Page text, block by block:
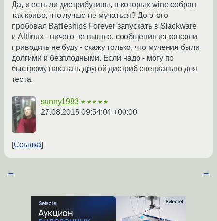
Да, и есть ли дистрибутивы, в которых wine собран
так криво, что лучше не мучаться? До этого
пробовал Battleships Forever запускать в Slackware
и Altlinux - ничего не вышло, сообщения из консоли
приводить не буду - скажу только, что мучения были
долгими и безплодными. Если надо - могу по
быстрому накатать другой дистриб специально для
теста.
sunny1983 ★★★★★
27.08.2015 09:54:04 +00:00
Ссылка
← →